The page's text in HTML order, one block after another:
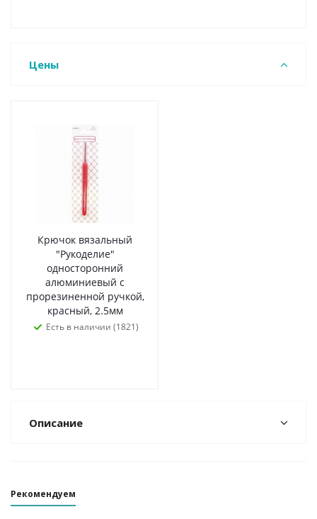
Цены
Крючок вязальный
"Рукоделие"
односторонний
алюминиевый с
прорезиненной ручкой,
красный, 2.5мм
Есть в наличии (1821)
Описание
Рекомендуем